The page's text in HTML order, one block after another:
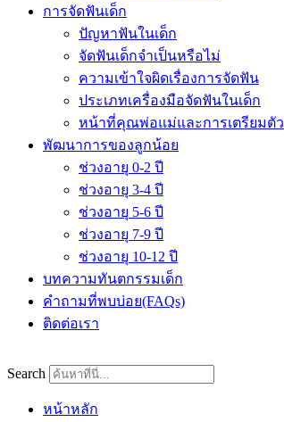
การจัดฟันเด็ก
ปัญหาฟันในเด็ก
จัดฟันเด็กจำเป็นหรือไม่
ความเข้าใจผิดเรื่องการจัดฟัน
ประเภทเครื่องมือจัดฟันในเด็ก
หน้าที่คุณพ่อแม่และการเตรียมตัว
พัฒนาการของลูกน้อย
ช่วงอายุ 0-2 ปี
ช่วงอายุ 3-4 ปี
ช่วงอายุ 5-6 ปี
ช่วงอายุ 7-9 ปี
ช่วงอายุ 10-12 ปี
บทความทันตกรรมเด็ก
คำถามที่พบบ่อย(FAQs)
ติดต่อเรา
Search
หน้าหลัก